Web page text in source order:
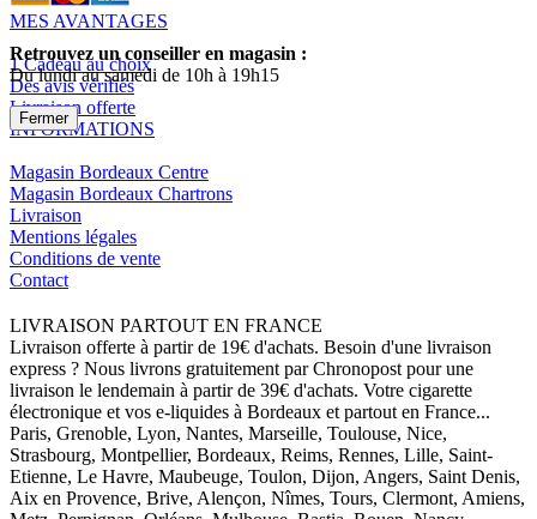
MES AVANTAGES
1 Cadeau au choix
Des avis vérifiés
Livraison offerte
INFORMATIONS
Magasin Bordeaux Centre
Magasin Bordeaux Chartrons
Livraison
Mentions légales
Conditions de vente
Contact
LIVRAISON PARTOUT EN FRANCE
Livraison offerte à partir de 19€ d'achats. Besoin d'une livraison
express ? Nous livrons gratuitement par Chronopost pour une
livraison le lendemain à partir de 39€ d'achats. Votre cigarette
électronique et vos e-liquides à Bordeaux et partout en France...
Paris, Grenoble, Lyon, Nantes, Marseille, Toulouse, Nice,
Strasbourg, Montpellier, Bordeaux, Reims, Rennes, Lille, Saint-
Etienne, Le Havre, Maubeuge, Toulon, Dijon, Angers, Saint Denis,
Aix en Provence, Brive, Alençon, Nîmes, Tours, Clermont, Amiens,
Retrouvez un conseiller en magasin :
Du lundi au samedi de 10h à 19h15
Fermer